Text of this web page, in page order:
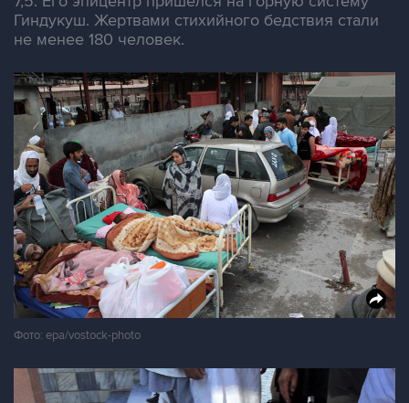
Гиндукуш. Жертвами стихийного бедствия стали
не менее 180 человек.
Фото: epa/vostock-photo